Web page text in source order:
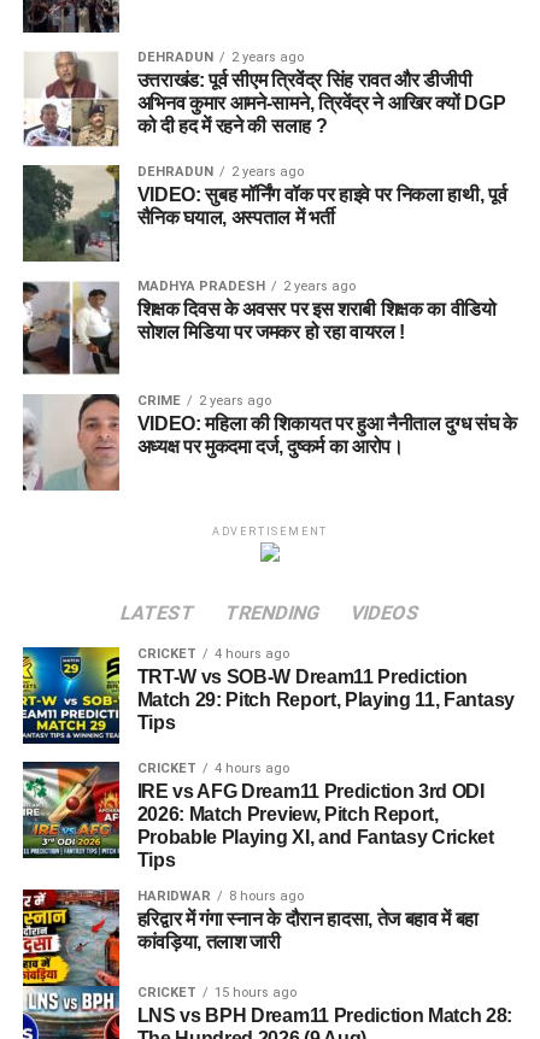
DEHRADUN 2 years ago
उत्तराखंड: पूर्व सीएम त्रिवेंद्र सिंह रावत और डीजीपी
अभिनव कुमार आमने-सामने, त्रिवेंद्र ने आखिर क्यों DGP
को दी हद में रहने की सलाह ?
DEHRADUN 2 years ago
VIDEO: सुबह मॉर्निंग वॉक पर हाइवे पर निकला हाथी, पूर्व
सैनिक घयाल, अस्पताल में भर्ती
MADHYA PRADESH 2 years ago
शिक्षक दिवस के अवसर पर इस शराबी शिक्षक का वीडियो
सोशल मिडिया पर जमकर हो रहा वायरल !
CRIME 2 years ago
VIDEO: महिला की शिकायत पर हुआ नैनीताल दुग्ध संघ के
अध्यक्ष पर मुकदमा दर्ज, दुष्कर्म का आरोप।
ADVERTISEMENT
LATEST TRENDING VIDEOS
CRICKET 4 hours ago
TRT-W vs SOB-W Dream11 Prediction
Match 29: Pitch Report, Playing 11, Fantasy
Tips
CRICKET 4 hours ago
IRE vs AFG Dream11 Prediction 3rd ODI
2026: Match Preview, Pitch Report,
Probable Playing XI, and Fantasy Cricket
Tips
HARIDWAR 8 hours ago
हरिद्वार में गंगा स्नान के दौरान हादसा, तेज बहाव में बहा
कांवड़िया, तलाश जारी
CRICKET 15 hours ago
LNS vs BPH Dream11 Prediction Match 28: